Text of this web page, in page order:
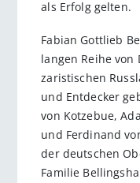
als Erfolg gelten.
Fabian Gottlieb
langen Reihe von
zaristischen
und Entdecker
von Kotzebue,
und Ferdinand
der deutschen
Familie